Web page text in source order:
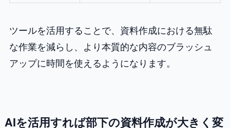
ツールを活用することで、資料作成における無駄
な作業を減らし、より本質的な内容のブラッシュ
アップに時間を使えるようになります。
AIを活用すれば部下の資料作成が大きく変